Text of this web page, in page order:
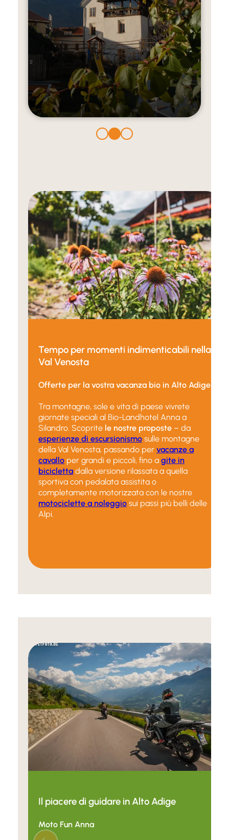
Tempo per momenti indimenticabili nella
Val Venosta
Offerte per la vostra vacanza bio in Alto Adige
Tra montagne, sole e vita di paese vivrete
giornate speciali al Bio-Landhotel Anna a
Silandro. Scoprite le nostre proposte – da
esperienze di escursionismo sulle montagne
della Val Venosta, passando per vacanze a
cavallo per grandi e piccoli, fino a gite in
bicicletta dalla versione rilassata a quella
sportiva con pedalata assistita o
completamente motorizzata con le nostre
motociclette a noleggio sui passi più belli delle
Alpi.
Il piacere di guidare in Alto Adige
Moto Fun Anna